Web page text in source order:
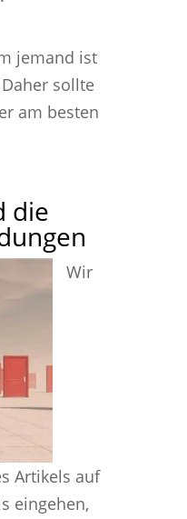
jemand ist
sollte
am besten
die
Wir
Artikels auf
eingehen,